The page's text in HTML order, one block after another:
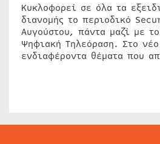
Κυκλοφορεί σε όλα τα
διανομής το περιοδικό
Αυγούστου, πάντα μαζί με
Ψηφιακή Τηλεόραση. Στο
ενδιαφέροντα θέματα που